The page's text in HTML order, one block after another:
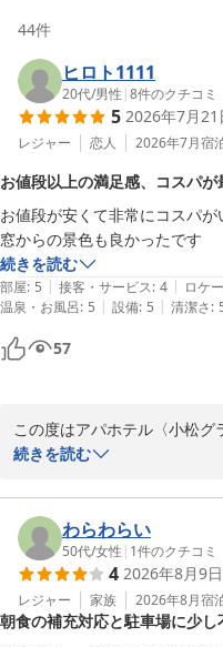
44件
ヒロト1111
20代/男性 |8件のクチコミ
5 2026年7月21
レジャー 恋人 2026年7月宿
お値段以上の満足感、コスパが
お値段が安くて非常にコスパが
窓からの景色も良かったです
続きを読む
部屋: 5 | 接客・サービス: 4 | ロケ
温泉・お風呂: 5 | 設備: 5 | 清潔さ:
57
この度はアパホテル〈小松グ
がとうございます。また、お
コストパフォーマンスや窓
褒めの言葉をいただき心より
感じていただけたことが、私
これからもお客様に快適でお
続きを読む
わらわらい
50代/女性 | 1件のクチコミ
4 2026年8月9日
レジャー 家族 2026年8月宿
朝食の補充対応と駐車場に少し